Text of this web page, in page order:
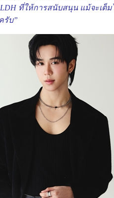
ที่ให้การสนับสนุน แม้จะ
รับ”